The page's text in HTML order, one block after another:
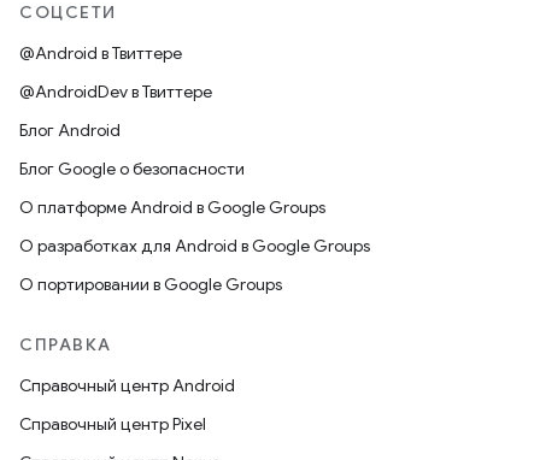
СОЦСЕТИ
@Android в Твиттере
@AndroidDev в Твиттере
Блог Android
Блог Google о безопасности
О платформе Android в Google Groups
О разработках для Android в Google Groups
О портировании в Google Groups
СПРАВКА
Справочный центр Android
Справочный центр Pixel